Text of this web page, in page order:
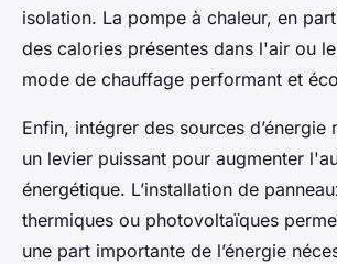
isolation. La pompe à chaleur, en
des calories présentes dans l'air ou
mode de chauffage performant et
Enfin, intégrer des sources d’énergie
un levier puissant pour augmenter
énergétique. L’installation de
thermiques ou photovoltaïques
une part importante de l’énergie